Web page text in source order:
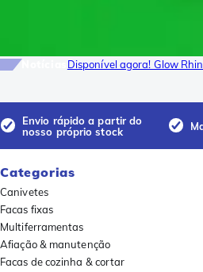
Disponível agora! Glow
Envio rápido a partir do
nosso próprio stock
Categorias
Canivetes
Facas fixas
Multiferramentas
Afiação & manutenção
Facas de cozinha & cortar